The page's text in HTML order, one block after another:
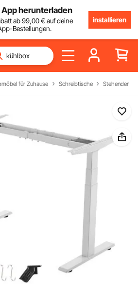
App herunterladen
ab99,00€ auf deine
Bestellungen.
installieren
für Zuhause Schreibtische Stehender